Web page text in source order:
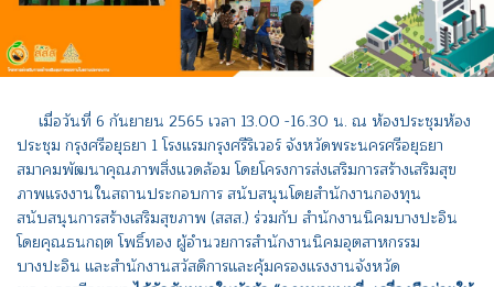
เมื่อวันที่ 6 กันยายน 2565 เวลา 13.00 -16.30 น. ณ ห้องประชุมห้อง
ประชุม กรุงศรีอยุธยา 1 โรงแรมกรุงศรีริเวอร์ จังหวัดพระนครศรีอยุธยา
สมาคมพัฒนาคุณภาพสิ่งแวดล้อม โดยโครงการส่งเสริมการสร้างเสริมสุข
ภาพแรงงานในสถานประกอบการ สนับสนุนโดยสำนักงานกองทุน
สนับสนุนการสร้างเสริมสุขภาพ (สสส.) ร่วมกับ สำนักงานนิคมบางปะอิน
โดยคุณธนกฤต โพธิ์ทอง ผู้อำนวยการสำนักงานนิคมอุตสาหกรรม
บางปะอิน และสำนักงานสวัสดิการและคุ้มครองแรงงานจังหวัด